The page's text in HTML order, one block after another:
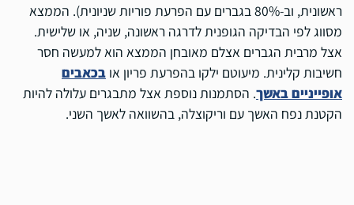
ראשונית, וב-80% בגברים עם הפרעת פוריות שניונית). הממצא
מסווג לפי הבדיקה הגופנית לדרגה ראשונה, שניה, או שלישית.
אצל מרבית הגברים אצלם מאובחן הממצא הוא למעשה חסר
חשיבות קלינית. מיעוטם ילקו בהפרעת פריון או בכאבים
אופייניים באשך. הסתמנות נוספת אצל מתבגרים עלולה להיות
הקטנת נפח האשך עם וריקוצלה, בהשוואה לאשך השני.